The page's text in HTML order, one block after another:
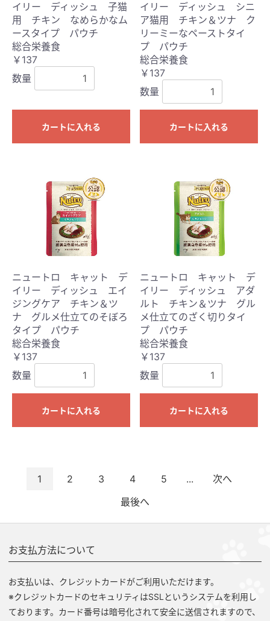
イリー ディッシュ 子猫
用 チキン なめらかなム
ースタイプ パウチ
総合栄養食
￥137
数量
カートに入れる
イリー ディッシュ シニ
ア猫用 チキン＆ツナ ク
リーミーなペーストタイ
プ パウチ
総合栄養食
￥137
数量
カートに入れる
ニュートロ キャット デ
イリー ディッシュ エイ
ジングケア チキン＆ツ
ナ グルメ仕立てのそぼろ
タイプ パウチ
総合栄養食
￥137
数量
カートに入れる
ニュートロ キャット デ
イリー ディッシュ アダ
ルト チキン＆ツナ グル
メ仕立てのざく切りタイ
プ パウチ
総合栄養食
￥137
数量
カートに入れる
1 2 3 4 5 ...
次へ
最後へ
お支払方法について
お支払いは、クレジットカードがご利用いただけます。
※クレジットカードのセキュリティはSSLというシステムを利用し
ております。カード番号は暗号化されて安全に送信されますので、